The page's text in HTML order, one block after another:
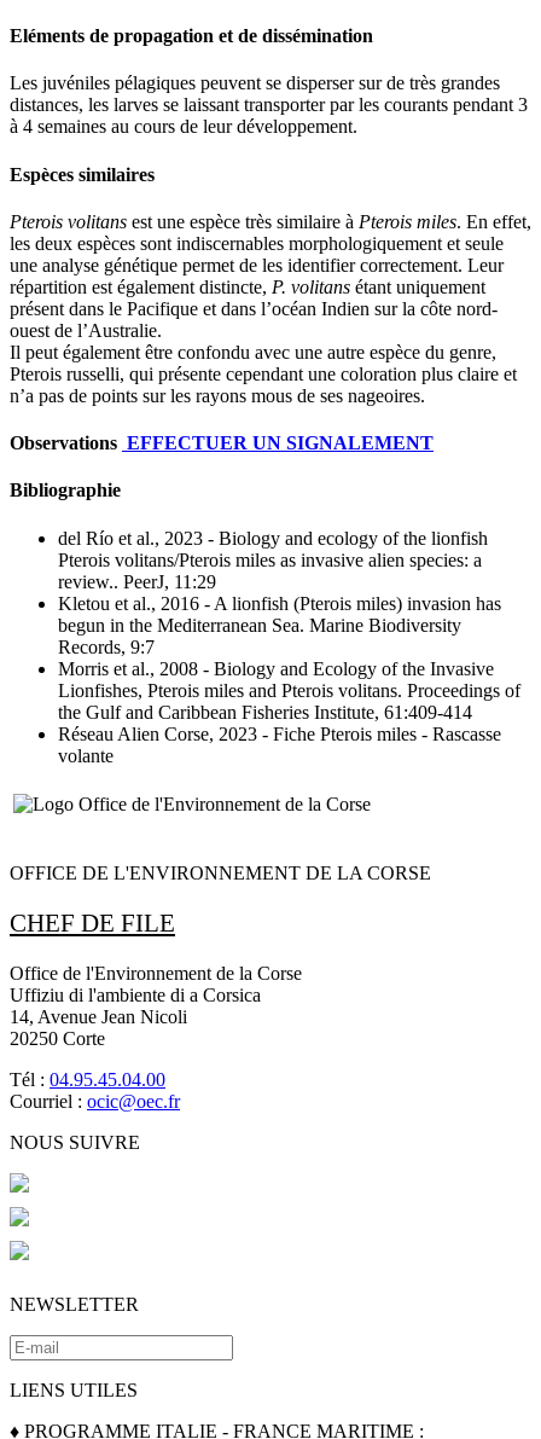
Eléments de propagation et de dissémination
Les juvéniles pélagiques peuvent se disperser sur de très grandes
distances, les larves se laissant transporter par les courants pendant 3
à 4 semaines au cours de leur développement.
Espèces similaires
Pterois volitans est une espèce très similaire à Pterois miles. En effet,
les deux espèces sont indiscernables morphologiquement et seule
une analyse génétique permet de les identifier correctement. Leur
répartition est également distincte, P. volitans étant uniquement
présent dans le Pacifique et dans l’océan Indien sur la côte nord-
ouest de l’Australie.
Il peut également être confondu avec une autre espèce du genre,
Pterois russelli, qui présente cependant une coloration plus claire et
n’a pas de points sur les rayons mous de ses nageoires.
Observations EFFECTUER UN SIGNALEMENT
Bibliographie
del Río et al., 2023 - Biology and ecology of the lionfish
Pterois volitans/Pterois miles as invasive alien species: a
review.. PeerJ, 11:29
Kletou et al., 2016 - A lionfish (Pterois miles) invasion has
begun in the Mediterranean Sea. Marine Biodiversity
Records, 9:7
Morris et al., 2008 - Biology and Ecology of the Invasive
Lionfishes, Pterois miles and Pterois volitans. Proceedings of
the Gulf and Caribbean Fisheries Institute, 61:409-414
Réseau Alien Corse, 2023 - Fiche Pterois miles - Rascasse
volante
OFFICE DE L'ENVIRONNEMENT DE LA CORSE
CHEF DE FILE
Office de l'Environnement de la Corse
Uffiziu di l'ambiente di a Corsica
14, Avenue Jean Nicoli
20250 Corte
Tél : 04.95.45.04.00
Courriel : ocic@oec.fr
NOUS SUIVRE
NEWSLETTER
LIENS UTILES
♦ PROGRAMME ITALIE - FRANCE MARITIME :